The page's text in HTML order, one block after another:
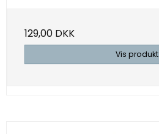
129,00 DKK
Vis produkt